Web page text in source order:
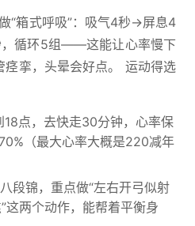
“箱式呼吸”：吸气4秒→屏息4
循环5组——这能让心率慢下
挛，头晕会好点。 运动得选
18点，去快走30分钟，心率保
（最大心率大概是220减年
段锦，重点做“左右开弓似射
这两个动作，能帮着平衡身